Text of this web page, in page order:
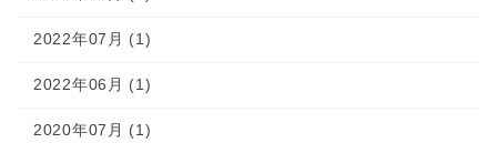
2022年07月 (1)
2022年06月 (1)
2020年07月 (1)